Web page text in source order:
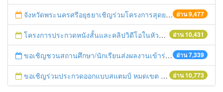
อ่าน 9,477
จังหวัดพระนครศรีอยุธยาเชิญร่วมโครงการสุดยอดเอสเอ็มอีจังหวัด (SME Provincial Champions)
อ่าน 10,431
โครงการประกวดหนังสั้นและคลิปวิดีโอในหัวข้อ “คนไทยได้อะไรจากประชาคมอาเซียน”
อ่าน 7,339
ขอเชิญชวนสถานศึกษา/นักเรียนส่งผลงานเข้าร่วมโครงการประกวดบทละครส่งเสริมค่านิยมหลัก ๑๒ ประการ
อ่าน 10,773
ขอเชิญร่วมประกวดออกแบบสแตมป์ หมดเขต 30 ก.ย.57